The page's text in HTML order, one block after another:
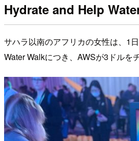
Hydrate and Help
サハラ以南のアフリカの女性は、1
Water Walkにつき、AWSが3ドルを